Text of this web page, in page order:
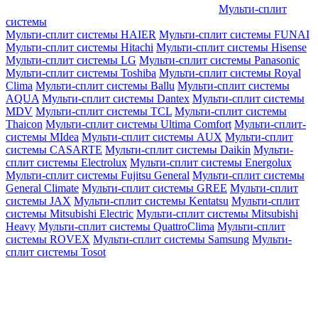
Мульти-сплит
системы
Мульти-сплит системы HAIER Мульти-сплит системы FUNAI
Мульти-сплит системы Hitachi Мульти-сплит системы Hisense
Мульти-сплит системы LG Мульти-сплит системы Panasonic
Мульти-сплит системы Toshiba Мульти-сплит системы Royal
Clima Мульти-сплит системы Ballu Мульти-сплит системы
AQUA Мульти-сплит системы Dantex Мульти-сплит системы
MDV Мульти-сплит системы TCL Мульти-сплит системы
Thaicon Мульти-сплит системы Ultima Comfort Мульти-сплит-
системы MIdea Мульти-сплит системы AUX Мульти-сплит
системы CASARTE Мульти-сплит системы Daikin Мульти-
сплит системы Electrolux Мульти-сплит системы Energolux
Мульти-сплит системы Fujitsu General Мульти-сплит системы
General Climate Мульти-сплит системы GREE Мульти-сплит
системы JAX Мульти-сплит системы Kentatsu Мульти-сплит
системы Mitsubishi Electric Мульти-сплит системы Mitsubishi
Heavy Мульти-сплит системы QuattroClima Мульти-сплит
системы ROVEX Мульти-сплит системы Samsung Мульти-
сплит системы Tosot